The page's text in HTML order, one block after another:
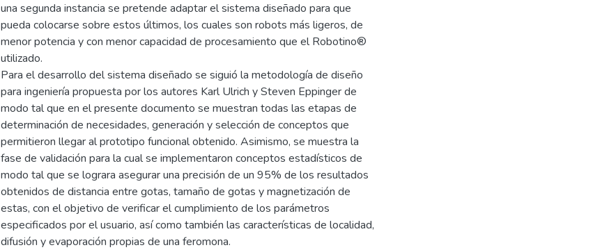
una segunda instancia se pretende adaptar el sistema diseñado para que
pueda colocarse sobre estos últimos, los cuales son robots más ligeros, de
menor potencia y con menor capacidad de procesamiento que el Robotino®
utilizado.
Para el desarrollo del sistema diseñado se siguió la metodología de diseño
para ingeniería propuesta por los autores Karl Ulrich y Steven Eppinger de
modo tal que en el presente documento se muestran todas las etapas de
determinación de necesidades, generación y selección de conceptos que
permitieron llegar al prototipo funcional obtenido. Asimismo, se muestra la
fase de validación para la cual se implementaron conceptos estadísticos de
modo tal que se lograra asegurar una precisión de un 95% de los resultados
obtenidos de distancia entre gotas, tamaño de gotas y magnetización de
estas, con el objetivo de verificar el cumplimiento de los parámetros
especificados por el usuario, así como también las características de localidad,
difusión y evaporación propias de una feromona.